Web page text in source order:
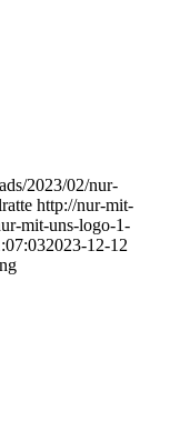
2023/02/nur-
http://nur-mit-
mit-uns-logo-1-
2023-12-12